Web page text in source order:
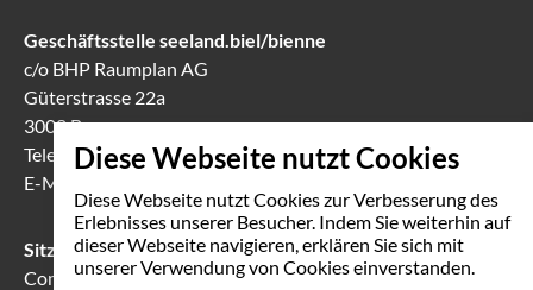
Diese Webseite nutzt Cookies
Diese Webseite nutzt Cookies zur Verbesserung des
Erlebnisses unserer Besucher. Indem Sie weiterhin auf
dieser Webseite navigieren, erklären Sie sich mit
unserer Verwendung von Cookies einverstanden.
Geschäftsstelle seeland.biel/bienne
c/o BHP Raumplan AG
Güterstrasse 22a
3008 Bern
Telefon031 388 60 60
E-Mail
Sitzungslokal in Biel
Communication Center